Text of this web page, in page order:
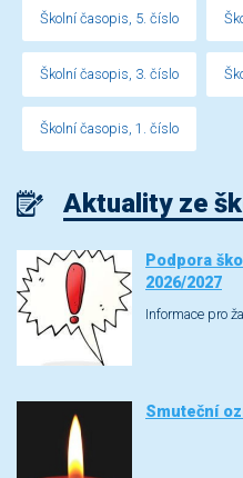
Školní časopis, 5. číslo
Školní časopis, 3. číslo
Školní časopis, 1. číslo
Aktuality ze
Podpora
2026/2027
Informace pro
Smuteční